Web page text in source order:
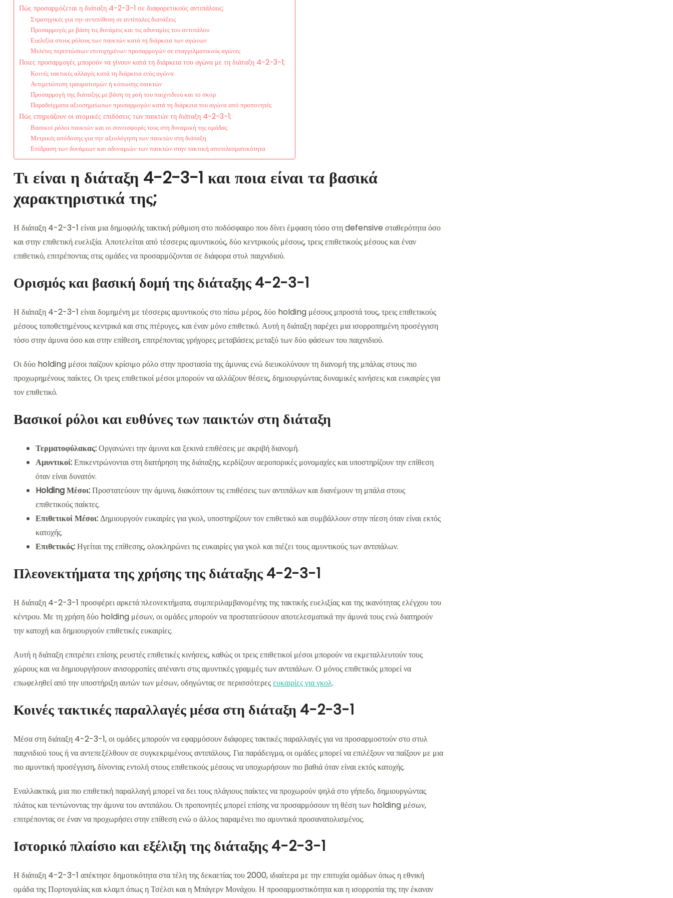
Πώς προσαρμόζεται η διάταξη 4-2-3-1 σε διαφορετικούς αντιπάλους;
Στρατηγικές για την αντεπίθεση σε αντίπαλες διατάξεις
Προσαρμογές με βάση τις δυνάμεις και τις αδυναμίες του αντιπάλου
Ευελιξία στους ρόλους των παικτών κατά τη διάρκεια των αγώνων
Μελέτες περιπτώσεων επιτυχημένων προσαρμογών σε επαγγελματικούς αγώνες
Ποιες προσαρμογές μπορούν να γίνουν κατά τη διάρκεια του αγώνα με τη διάταξη 4-2-3-1;
Κοινές τακτικές αλλαγές κατά τη διάρκεια ενός αγώνα
Αντιμετώπιση τραυματισμών ή κόπωσης παικτών
Προσαρμογή της διάταξης με βάση τη ροή του παιχνιδιού και το σκορ
Παραδείγματα αξιοσημείωτων προσαρμογών κατά τη διάρκεια του αγώνα από προπονητές
Πώς επηρεάζουν οι ατομικές επιδόσεις των παικτών τη διάταξη 4-2-3-1;
Βασικοί ρόλοι παικτών και οι συνεισφορές τους στη δυναμική της ομάδας
Μετρικές απόδοσης για την αξιολόγηση των παικτών στη διάταξη
Επίδραση των δυνάμεων και αδυναμιών των παικτών στην τακτική αποτελεσματικότητα
Τι είναι η διάταξη 4-2-3-1 και ποια είναι τα βασικά
χαρακτηριστικά της;
Η διάταξη 4-2-3-1 είναι μια δημοφιλής τακτική ρύθμιση στο ποδόσφαιρο που δίνει έμφαση τόσο στη defensive σταθερότητα όσο
και στην επιθετική ευελιξία. Αποτελείται από τέσσερις αμυντικούς, δύο κεντρικούς μέσους, τρεις επιθετικούς μέσους και έναν
επιθετικό, επιτρέποντας στις ομάδες να προσαρμόζονται σε διάφορα στυλ παιχνιδιού.
Ορισμός και βασική δομή της διάταξης 4-2-3-1
Η διάταξη 4-2-3-1 είναι δομημένη με τέσσερις αμυντικούς στο πίσω μέρος, δύο holding μέσους μπροστά τους, τρεις επιθετικούς
μέσους τοποθετημένους κεντρικά και στις πτέρυγες, και έναν μόνο επιθετικό. Αυτή η διάταξη παρέχει μια ισορροπημένη προσέγγιση
τόσο στην άμυνα όσο και στην επίθεση, επιτρέποντας γρήγορες μεταβάσεις μεταξύ των δύο φάσεων του παιχνιδιού.
Οι δύο holding μέσοι παίζουν κρίσιμο ρόλο στην προστασία της άμυνας ενώ διευκολύνουν τη διανομή της μπάλας στους πιο
προχωρημένους παίκτες. Οι τρεις επιθετικοί μέσοι μπορούν να αλλάζουν θέσεις, δημιουργώντας δυναμικές κινήσεις και ευκαιρίες για
τον επιθετικό.
Βασικοί ρόλοι και ευθύνες των παικτών στη διάταξη
Τερματοφύλακας:Οργανώνει την άμυνα και ξεκινά επιθέσεις με ακριβή διανομή.
Αμυντικοί:Επικεντρώνονται στη διατήρηση της διάταξης, κερδίζουν αεροπορικές μονομαχίες και υποστηρίζουν την επίθεση
όταν είναι δυνατόν.
Holding Μέσοι:Προστατεύουν την άμυνα, διακόπτουν τις επιθέσεις των αντιπάλων και διανέμουν τη μπάλα στους
επιθετικούς παίκτες.
Επιθετικοί Μέσοι:Δημιουργούν ευκαιρίες για γκολ, υποστηρίζουν τον επιθετικό και συμβάλλουν στην πίεση όταν είναι εκτός
κατοχής.
Επιθετικός:Ηγείται της επίθεσης, ολοκληρώνει τις ευκαιρίες για γκολ και πιέζει τους αμυντικούς των αντιπάλων.
Πλεονεκτήματα της χρήσης της διάταξης 4-2-3-1
Η διάταξη 4-2-3-1 προσφέρει αρκετά πλεονεκτήματα, συμπεριλαμβανομένης της τακτικής ευελιξίας και της ικανότητας ελέγχου του
κέντρου. Με τη χρήση δύο holding μέσων, οι ομάδες μπορούν να προστατεύσουν αποτελεσματικά την άμυνά τους ενώ διατηρούν
την κατοχή και δημιουργούν επιθετικές ευκαιρίες.
Αυτή η διάταξη επιτρέπει επίσης ρευστές επιθετικές κινήσεις, καθώς οι τρεις επιθετικοί μέσοι μπορούν να εκμεταλλευτούν τους
χώρους και να δημιουργήσουν ανισορροπίες απέναντι στις αμυντικές γραμμές των αντιπάλων. Ο μόνος επιθετικός μπορεί να
επωφεληθεί από την υποστήριξη αυτών των μέσων, οδηγώντας σε περισσότερεςευκαιρίες για γκολ.
Κοινές τακτικές παραλλαγές μέσα στη διάταξη 4-2-3-1
Μέσα στη διάταξη 4-2-3-1, οι ομάδες μπορούν να εφαρμόσουν διάφορες τακτικές παραλλαγές για να προσαρμοστούν στο στυλ
παιχνιδιού τους ή να αντεπεξέλθουν σε συγκεκριμένους αντιπάλους. Για παράδειγμα, οι ομάδες μπορεί να επιλέξουν να παίξουν με μια
πιο αμυντική προσέγγιση, δίνοντας εντολή στους επιθετικούς μέσους να υποχωρήσουν πιο βαθιά όταν είναι εκτός κατοχής.
Εναλλακτικά, μια πιο επιθετική παραλλαγή μπορεί να δει τους πλάγιους παίκτες να προχωρούν ψηλά στο γήπεδο, δημιουργώντας
πλάτος και τεντώνοντας την άμυνα του αντιπάλου. Οι προπονητές μπορεί επίσης να προσαρμόσουν τη θέση των holding μέσων,
επιτρέποντας σε έναν να προχωρήσει στην επίθεση ενώ ο άλλος παραμένει πιο αμυντικά προσανατολισμένος.
Ιστορικό πλαίσιο και εξέλιξη της διάταξης 4-2-3-1
Η διάταξη 4-2-3-1 απέκτησε δημοτικότητα στα τέλη της δεκαετίας του 2000, ιδιαίτερα με την επιτυχία ομάδων όπως η εθνική
ομάδα της Πορτογαλίας και κλαμπ όπως η Τσέλσι και η Μπάγερν Μονάχου. Η προσαρμοστικότητα και η ισορροπία της την έκαναν